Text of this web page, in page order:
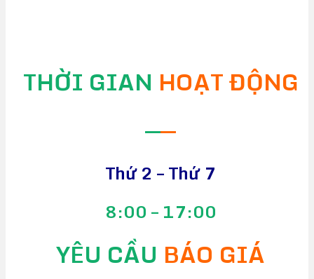
THỜI GIAN HOẠT ĐỘNG
——
Thứ 2 – Thứ 7
8:00 – 17:00
YÊU CẦU BÁO GIÁ